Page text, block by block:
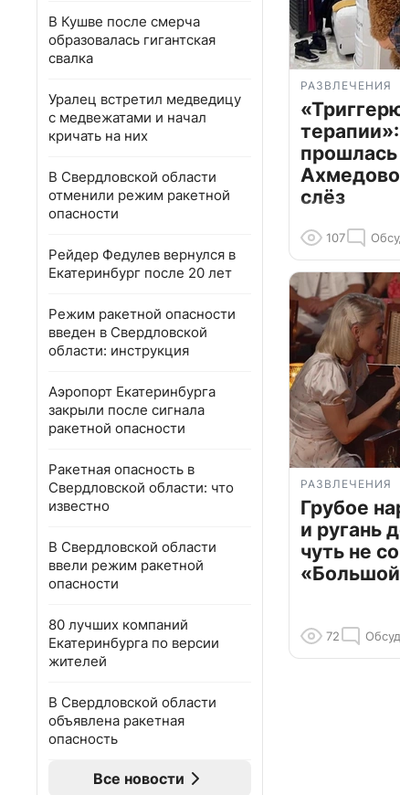
В Кушве после смерча
образовалась гигантская
свалка
Уралец встретил медведицу
с медвежатами и начал
кричать на них
В Свердловской области
отменили режим ракетной
опасности
Рейдер Федулев вернулся в
Екатеринбург после 20 лет
Режим ракетной опасности
введен в Свердловской
области: инструкция
Аэропорт Екатеринбурга
закрыли после сигнала
ракетной опасности
Ракетная опасность в
Свердловской области: что
известно
В Свердловской области
ввели режим ракетной
опасности
80 лучших компаний
Екатеринбурга по версии
жителей
В Свердловской области
объявлена ракетная
опасность
Все новости
РАЗВЛЕЧЕНИЯ
прошлась
слёз
107
РАЗВЛЕЧЕНИЯ
Грубое
и ругань
чуть не
72